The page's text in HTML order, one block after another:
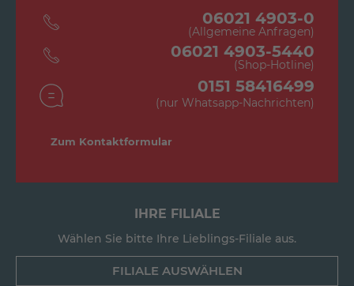
06021 4903-0
(Allgemeine Anfragen)
06021 4903-5440
(Shop-Hotline)
0151 58416499
(nur Whatsapp-Nachrichten)
Zum Kontaktformular
IHRE FILIALE
Wählen Sie bitte Ihre Lieblings-Filiale aus.
FILIALE AUSWÄHLEN